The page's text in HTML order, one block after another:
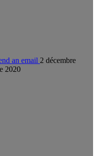
an email 2 décembre
2020